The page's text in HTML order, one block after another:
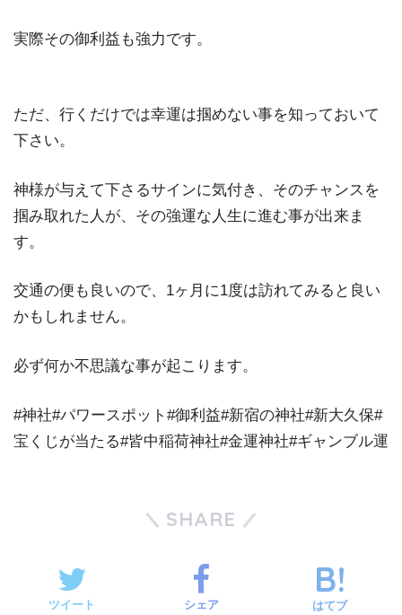
実際その御利益も強力です。
ただ、行くだけでは幸運は掴めない事を知っておいて
下さい。
神様が与えて下さるサインに気付き、そのチャンスを
掴み取れた人が、その強運な人生に進む事が出来ま
す。
交通の便も良いので、1ヶ月に1度は訪れてみると良い
かもしれません。
必ず何か不思議な事が起こります。
#神社#パワースポット#御利益#新宿の神社#新大久保#
宝くじが当たる#皆中稲荷神社#金運神社#ギャンブル運
SHARE
ツイート シェア はてブ